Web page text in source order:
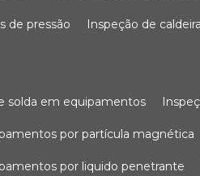
de pressão inspeção de
solda em equipamentos
por partícula magnética
por liquido penetrante